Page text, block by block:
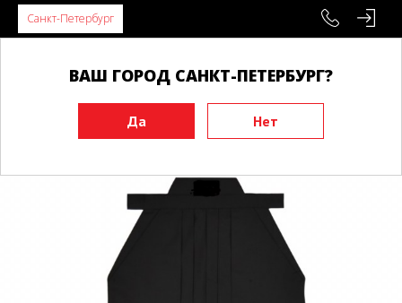
Санкт-Петербург
ВАШ ГОРОД САНКТ-ПЕТЕРБУРГ?
Экипировка
Кимоно
Кимоно для Айкидо
Хакама для айкидо TENGU, черная